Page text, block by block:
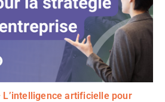
L’intelligence artificielle pour